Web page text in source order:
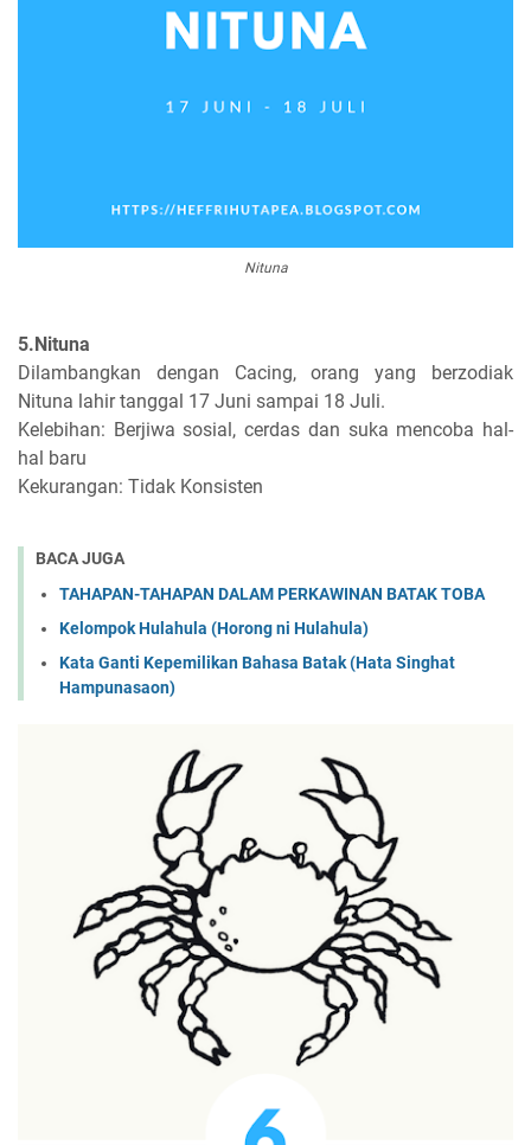
Nituna
5.Nituna
Dilambangkan dengan Cacing, orang yang berzodiak
Nituna lahir tanggal 17 Juni sampai 18 Juli.
Kelebihan: Berjiwa sosial, cerdas dan suka mencoba hal-
hal baru
Kekurangan: Tidak Konsisten
BACA JUGA
TAHAPAN-TAHAPAN DALAM PERKAWINAN BATAK TOBA
Kelompok Hulahula (Horong ni Hulahula)
Kata Ganti Kepemilikan Bahasa Batak (Hata Singhat
Hampunasaon)